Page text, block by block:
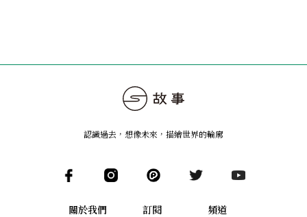
認識過去，想像未來 ， 描繪世界的輪廓
關於我們 訂閱 頻道